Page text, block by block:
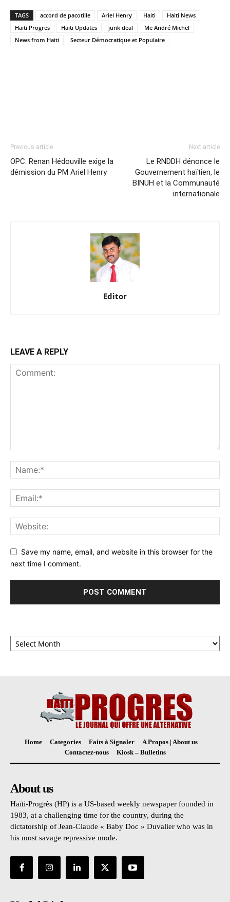
TAGS accord de pacotille Ariel Henry Haiti
Haiti News
Haiti Progres
Haiti Updates junk deal
Me André Michel
News from Haiti
Secteur Démocratique et Populaire
Previous article
OPC: Renan Hédouville exige la
démission du PM Ariel Henry
Next article
Le RNDDH dénonce le
Gouvernement haïtien, le
BINUH et la Communauté
internationale
Editor
LEAVE A REPLY
Save my name, email, and website in this browser for the
next time I comment.
Archives
Home Categories Faits à Signaler
A Propos | About us
Contactez-nous
Kiosk – Bulletins
About us
Haïti-Progrès (HP) is a US-based weekly newspaper founded in
1983, at a challenging time for the country, during the
dictatorship of Jean-Claude « Baby Doc » Duvalier who was in
his most savage repressive mode.